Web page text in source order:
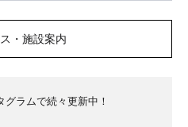
・施設案内
ラムで続々更新中！